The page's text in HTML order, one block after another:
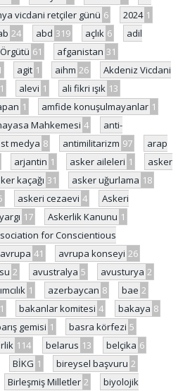
vicdani retçiler günü 6 2024 1
24 abd 319 açlık 6
adil
61 afganistan 31
agit 1 aihm 26
Akdeniz Vicdani
1 alevi 1 ali fikri ışık 13
1 amfide konuşulmayanlar 1
Mahkemesi 4
anti-
medya 8 antimilitarizm 97
arap
arjantin 1 asker aileleri 1
asker
kaçağı 31 asker uğurlama 18
askeri cezaevi 4
Askeri
17 Askerlik Kanunu 1
for Conscientious
avrupa 41 avrupa konseyi 26
2 avustralya 5 avusturya 2
1 azerbaycan 8 bae 2
1 bakanlar komitesi 4 bakaya 8
gemisi 1 basra körfezi 5
114 belarus 13 belçika 6
BİKG 1 bireysel başvuru 2
Birleşmiş Milletler 2
biyolojik